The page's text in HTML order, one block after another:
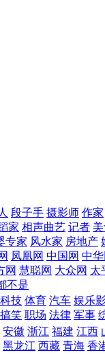
段子手 摄影师 作家
家 相声曲艺 记者
专家 风水家 房地产
凤凰网 中国网 中
网 慧聪网 大众网 太
不是
科技 体育 汽车 娱乐
搞笑 职场 法律 军事
安徽 浙江 福建 江西
黑龙江 西藏 青海 香